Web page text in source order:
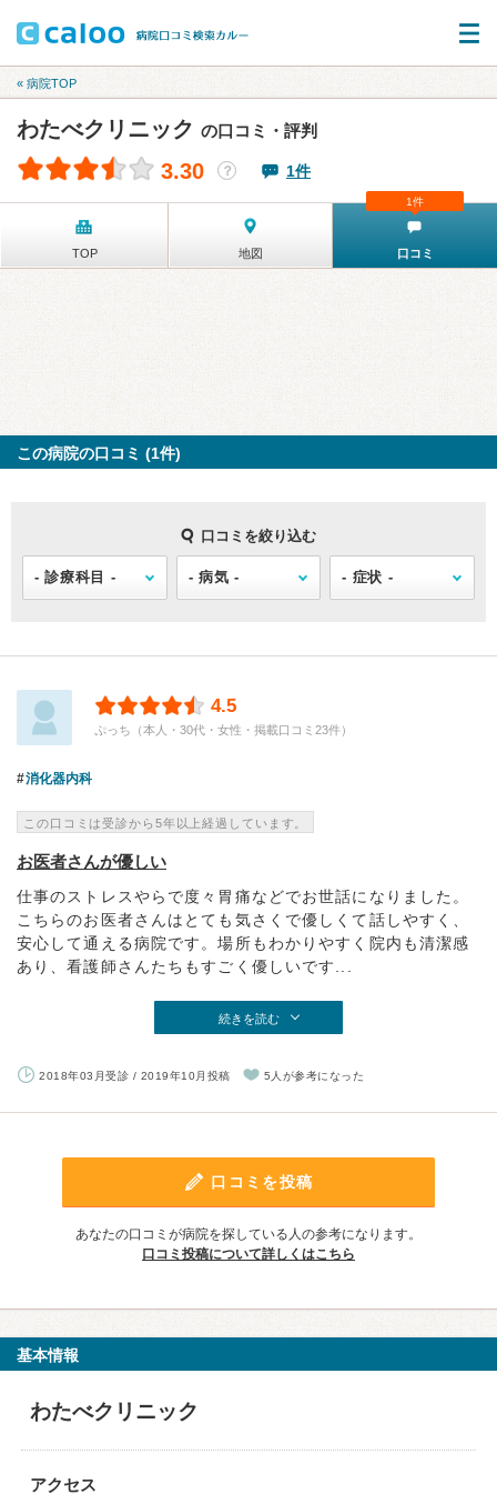
« 病院TOP
わたべクリニック の口コミ・評判
3.30 ？ 1件
TOP 地図 口コミ
1件
この病院の口コミ (1件)
口コミを絞り込む
4.5
ぷっち（本人・30代・女性・掲載口コミ23件）
消化器内科
この口コミは受診から5年以上経過しています。
お医者さんが優しい
仕事のストレスやらで度々胃痛などでお世話になりました。
こちらのお医者さんはとても気さくで優しくて話しやすく、
安心して通える病院です。場所もわかりやすく院内も清潔感
あり、看護師さんたちもすごく優しいです...
続きを読む
2018年03月受診 / 2019年10月投稿 5人が参考になった
口コミを投稿
あなたの口コミが病院を探している人の参考になります。
口コミ投稿について詳しくはこちら
基本情報
わたべクリニック
アクセス